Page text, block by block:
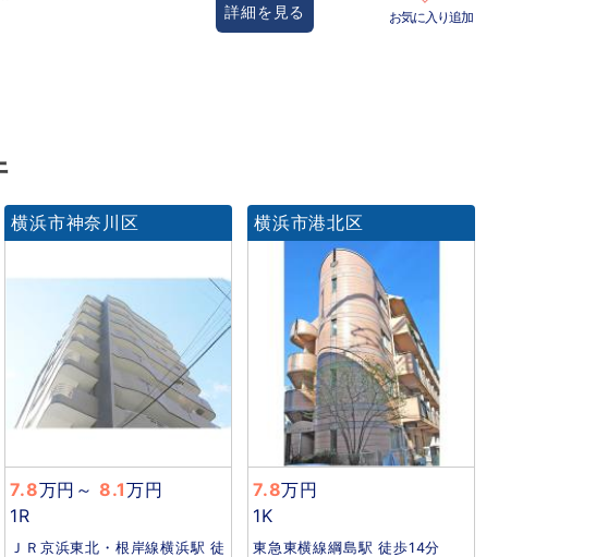
詳細を見る お気に入り追加
横浜市神奈川区
7.8万円 ～ 8.1万円
1R
ＪＲ京浜東北・根岸線横浜駅 徒
横浜市港北区
7.8万円
1K
東急東横線綱島駅 徒歩14分